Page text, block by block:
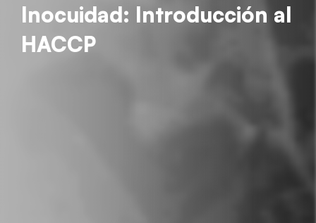
Inocuidad: Introducción al
HACCP